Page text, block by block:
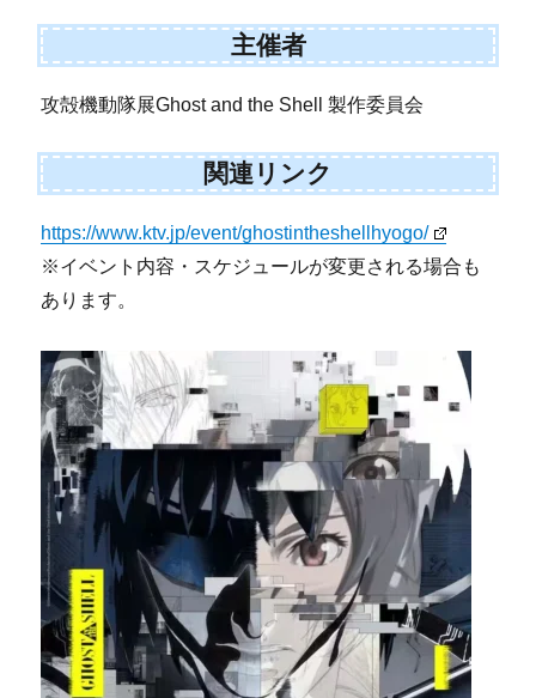
主催者
攻殻機動隊展Ghost and the Shell 製作委員会
関連リンク
https://www.ktv.jp/event/ghostintheshellhyogo/
※イベント内容・スケジュールが変更される場合も
あります。